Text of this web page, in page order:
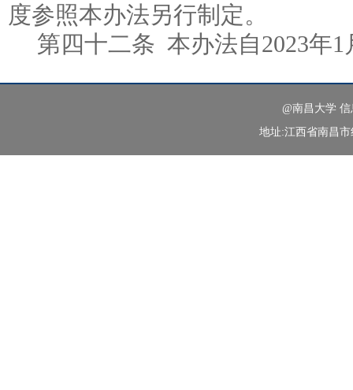
度参照本办法另行制定。
第四十二条 本办法自2023年1
@南昌大学
地址:江西省南昌市